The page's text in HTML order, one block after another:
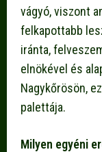
vágyó, viszont
felkapottabb
iránta,
elnökével és
Nagykőrösön,
palettája.
Milyen egyéni